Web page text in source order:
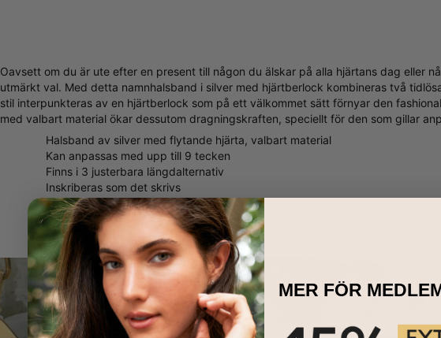
Oavsett om du är ute efter en present till någon du älskar på alla hjärtans dag eller
utmärkt val. Med detta namnhalsband i silver med hjärtberlock kombineras två
stil interpunkteras av en hjärtberlock som på ett välkommet sätt förnyar den
med valbart material ökar dessutom dragningskraften, speciellt för den som gillar
Halsband av silver med flytande hjärta, valbart material
Kan anpassas med upp till 9 tecken
Finns i 3 justerbara längdalternativ
Inskriberas som det skrivs
MER FÖR